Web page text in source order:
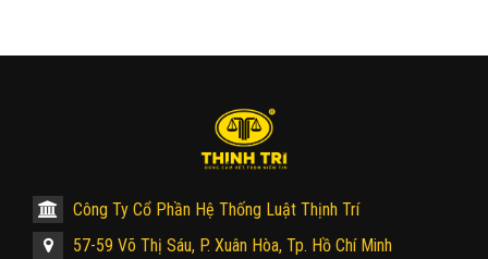
Công Ty Cổ Phần Hệ Thống Luật Thịnh Trí
57-59 Võ Thị Sáu, P. Xuân Hòa, Tp. Hồ Chí Minh